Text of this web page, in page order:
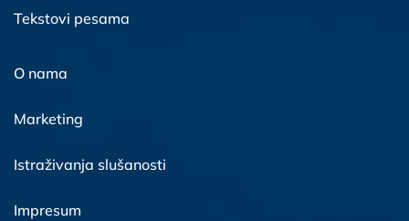
Tekstovi pesama
O nama
Marketing
Istraživanja slušanosti
Impresum